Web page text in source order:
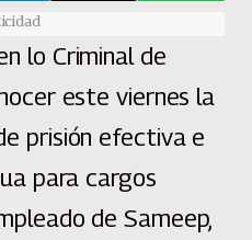
lo Criminal de
este viernes la
prisión efectiva e
para cargos
de Sameep,